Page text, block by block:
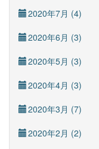
2020年7月 (4)
2020年6月 (3)
2020年5月 (3)
2020年4月 (3)
2020年3月 (7)
2020年2月 (2)